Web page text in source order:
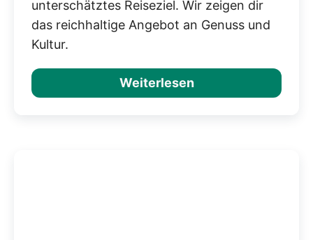
unterschätztes Reiseziel. Wir zeigen dir
das reichhaltige Angebot an Genuss und
Kultur.
Weiterlesen